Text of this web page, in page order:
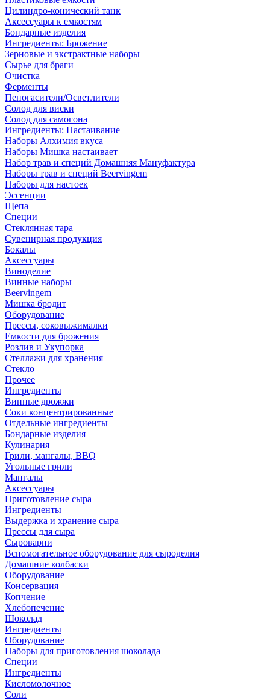
Цилиндро-конический танк
Аксессуары к емкостям
Бондарные изделия
Ингредиенты: Брожение
Зерновые и экстрактные наборы
Сырье для браги
Очистка
Ферменты
Пеногасители/Осветлители
Солод для виски
Солод для самогона
Ингредиенты: Настаивание
Наборы Алхимия вкуса
Наборы Мишка настаивает
Набор трав и специй Домашняя Мануфактура
Наборы трав и специй Beervingem
Наборы для настоек
Эссенции
Щепа
Специи
Стеклянная тара
Сувенирная продукция
Бокалы
Аксессуары
Виноделие
Винные наборы
Beervingem
Мишка бродит
Оборудование
Прессы, соковыжималки
Емкости для брожения
Розлив и Укупорка
Стеллажи для хранения
Стекло
Прочее
Ингредиенты
Винные дрожжи
Соки концентрированные
Отдельные ингредиенты
Бондарные изделия
Кулинария
Грили, мангалы, BBQ
Угольные грили
Мангалы
Аксессуары
Приготовление сыра
Ингредиенты
Выдержка и хранение сыра
Прессы для сыра
Сыроварни
Вспомогательное оборудование для сыроделия
Домашние колбаски
Оборудование
Консервация
Копчение
Хлебопечение
Шоколад
Ингредиенты
Оборудование
Наборы для приготовления шоколада
Специи
Ингредиенты
Кисломолочное
Соли